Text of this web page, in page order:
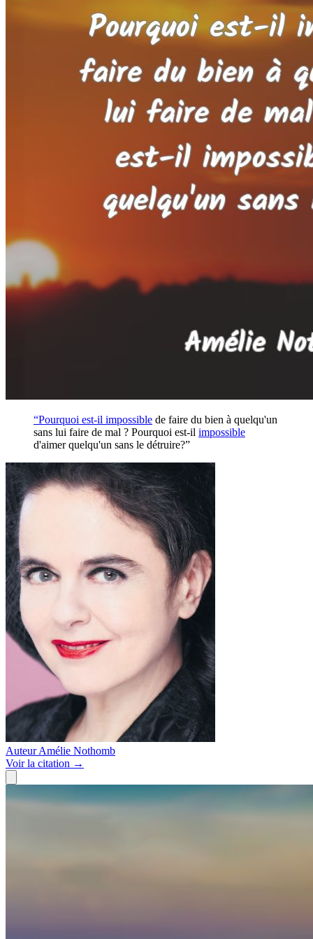
“Pourquoi est-il impossible de faire du bien à quelqu'un
sans lui faire de mal ? Pourquoi est-il impossible
d'aimer quelqu'un sans le détruire?”
Auteur Amélie Nothomb
Voirla citation →